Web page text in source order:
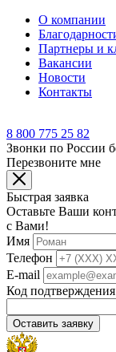
О компании
Партнеры и
Вакансии
Новости
Контакты
8 800 775 25 82
Звонки по России
Перезвоните мне
Быстрая заявка
Оставьте Ваши
с Вами!
Имя
Телефон
E-mail
Код подтверждения
Оставить заявку